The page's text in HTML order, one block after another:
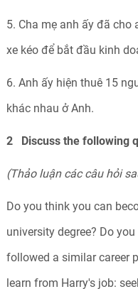
5. Cha mẹ anh ấy đã
xe kéo để bắt đầu kinh
6. Anh ấy hiện thuê 15
khác nhau ở Anh.
2 Discuss the following
(Thảo luận các câu hỏi
Do you think you can
university degree? Do
followed a similar career
learn from Harry's job: